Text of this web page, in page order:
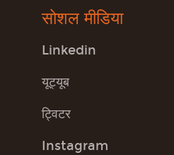
सोशल मीडिया
Linkedin
यूट्यूब
ट्विटर
Instagram